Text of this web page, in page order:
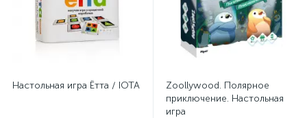
Настольная игра Ётта / IOTA
Zoollywood. Полярное
приключение. Настольная
игра